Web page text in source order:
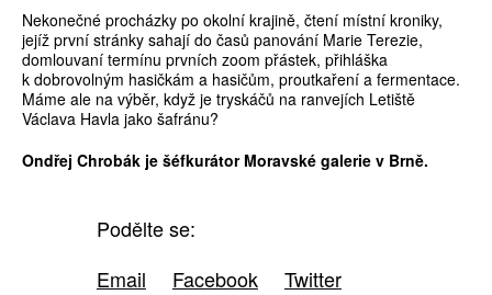
Nekonečné procházky po okolní krajině, čtení místní kroniky,
jejíž první stránky sahají do časů panování Marie Terezie,
domlouvaní termínu prvních zoom přástek, přihláška
k dobrovolným hasičkám a hasičům, proutkaření a fermentace.
Máme ale na výběr, když je tryskáčů na ranvejích Letiště
Václava Havla jako šafránu?
Ondřej Chrobák je šéfkurátor Moravské galerie v Brně.
Podělte se:
Email
Facebook Twitter